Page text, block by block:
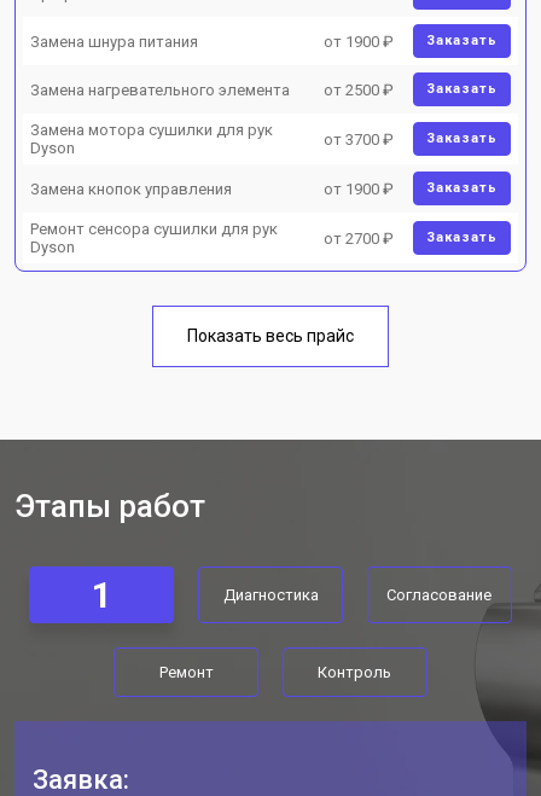
Замена шнура питания от 1900 ₽ Заказать
Замена нагревательного элемента от 2500 ₽ Заказать
Замена мотора сушилки для рук
Dyson
от 3700 ₽ Заказать
Замена кнопок управления от 1900 ₽ Заказать
Ремонт сенсора сушилки для рук
Dyson
от 2700 ₽ Заказать
Показать весь прайс
Этапы работ
1 Диагностика Согласование
Ремонт Контроль
Заявка: